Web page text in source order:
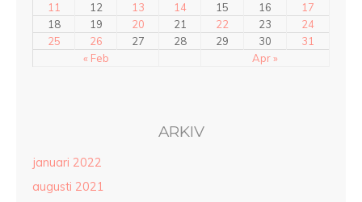
« Feb Apr »
11
12 13 14 15 16
17
18
19 20 21 22 23
24
25
26 27 28 29 30 31
ARKIV
januari 2022
augusti 2021